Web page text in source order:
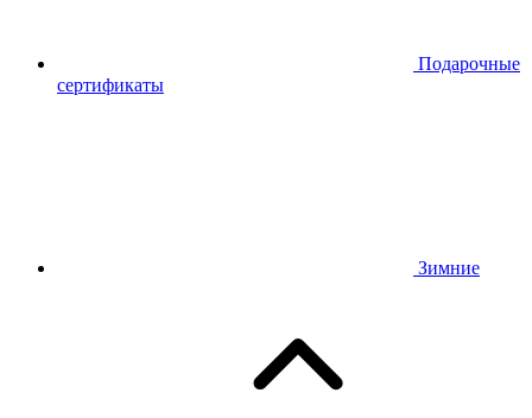
Подарочные
сертификаты
Зимние